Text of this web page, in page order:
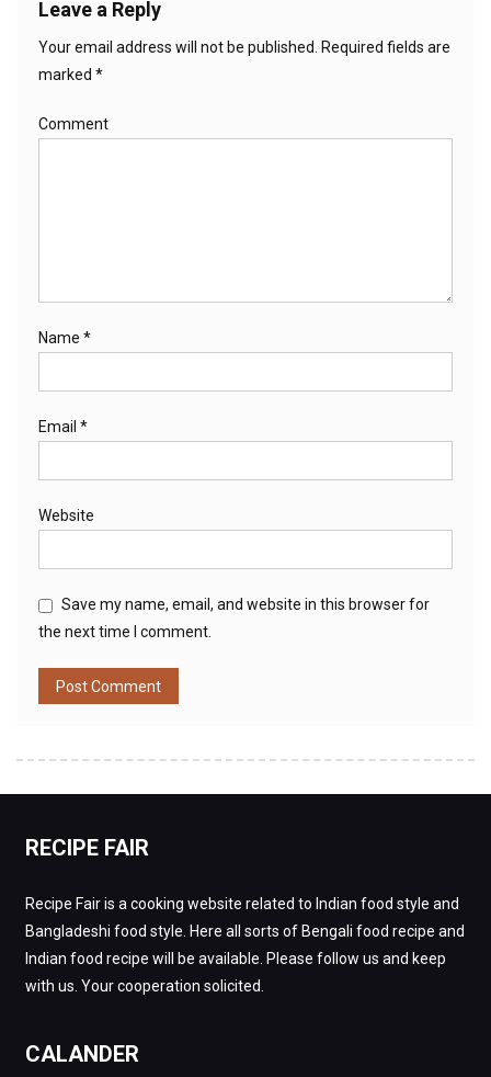
Leave a Reply
Your email address will not be published.
Required fields are
marked *
Comment
Name *
Email *
Website
Save my name, email, and website in this browser for
the next time I comment.
RECIPE FAIR
Recipe Fair is a cooking website related to Indian food style and
Bangladeshi food style. Here all sorts of Bengali food recipe and
Indian food recipe will be available. Please follow us and keep
with us. Your cooperation solicited.
CALANDER